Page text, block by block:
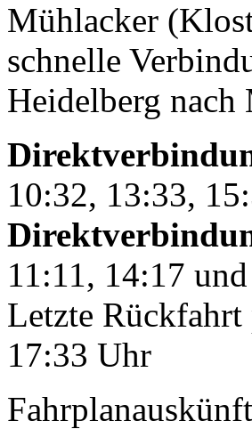
Mühlacker
schnelle
Heidelberg
10:32, 13:33,
11:11, 14:17
Letzte
17:33 Uhr